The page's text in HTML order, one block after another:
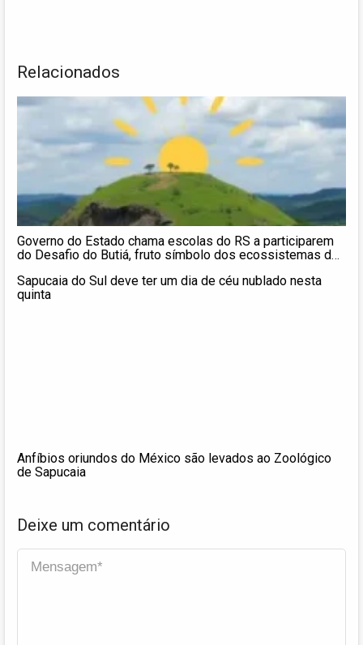
Relacionados
Governo do Estado chama escolas do RS a participarem
do Desafio do Butiá, fruto símbolo dos ecossistemas do
Sapucaia do Sul deve ter um dia de céu nublado nesta
quinta
Anfíbios oriundos do México são levados ao Zoológico
de Sapucaia
Deixe um comentário